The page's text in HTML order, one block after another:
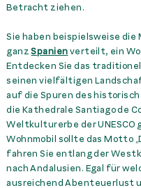
Betracht ziehen.
Sie haben beispielsweise
ganzSpanienverteilt, ein
Entdecken Sie das
seinen vielfältigen
auf die Spuren des
die Kathedrale Santiago de
Weltkulturerbe der UNESCO
Wohnmobil sollte das Motto
fahren Sie entlang der
nach Andalusien. Egal für
ausreichend Abenteuerlust